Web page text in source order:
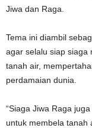
Jiwa dan Raga.
Tema ini diambil
agar selalu siap siaga
tanah air,
perdamaian dunia.
“Siaga Jiwa Raga
untuk membela tanah